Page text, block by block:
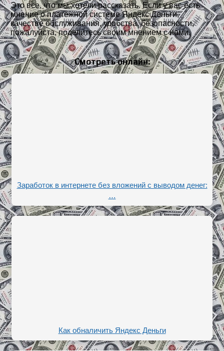
Это все, что мы хотели рассказать. Если у вас есть
мнение о платежной системе Яндекс Деньги,
качестве обслуживания, удобства, безопасности,
пожалуйста, поделитесь своим мнением с нами.
Смотреть онлайн:
Заработок в интернете без вложений с выводом денег:
…
Как обналичить Яндекс Деньги